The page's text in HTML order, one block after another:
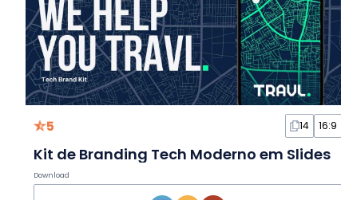
5 14 16:9
Kit de Branding Tech Moderno em Slides
Download